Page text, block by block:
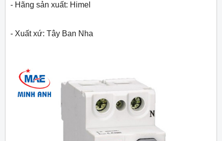
- Hãng sản xuất: Himel
- Xuất xứ: Tây Ban Nha